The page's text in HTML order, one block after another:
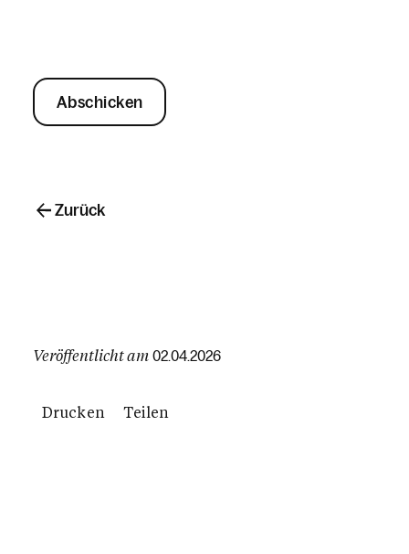
Veröffentlicht am 02.04.2026
Drucken Teilen
Abschicken
Zurück